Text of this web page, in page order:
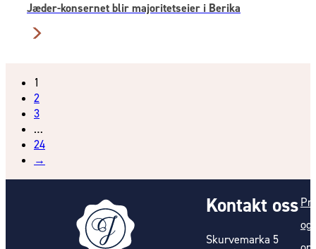
Jæder-konsernet blir majoritetseier i Berika
1
2
3
…
24
→
Kontakt oss
Skurvemarka 5
og